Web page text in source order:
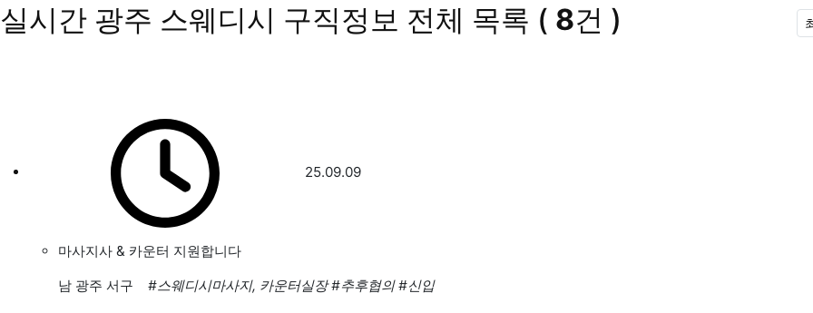
실시간 광주 스웨디시 구직정보 전체 목록 ( 8건 )
25.09.09
마사지사 & 카운터 지원합니다
남 광주 서구 #스웨디시마사지, 카운터실장 #추후협의 #신입